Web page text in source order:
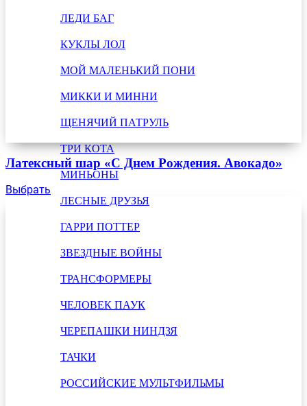
ЛЕДИ БАГ
КУКЛЫ ЛОЛ
МОЙ МАЛЕНЬКИЙ ПОНИ
МИККИ И МИННИ
ЩЕНЯЧИЙ ПАТРУЛЬ
ТРИ КОТА
МИНЬОНЫ
ЛЕСНЫЕ ДРУЗЬЯ
ГАРРИ ПОТТЕР
ЗВЕЗДНЫЕ ВОЙНЫ
ТРАНСФОРМЕРЫ
ЧЕЛОВЕК ПАУК
ЧЕРЕПАШКИ НИНДЗЯ
ТАЧКИ
РОССИЙСКИЕ МУЛЬТФИЛЬМЫ
Латексный шар «С Днем Рождения. Авокадо»
Выбрать